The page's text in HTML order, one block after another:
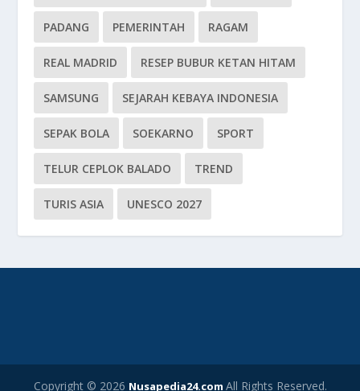
PADANG PEMERINTAH RAGAM
REAL MADRID RESEP BUBUR KETAN HITAM
SAMSUNG SEJARAH KEBAYA INDONESIA
SEPAK BOLA SOEKARNO SPORT
TELUR CEPLOK BALADO TREND
TURIS ASIA UNESCO 2027
Copyright © 2026 Nusapedia24.com All Rights Reserved.